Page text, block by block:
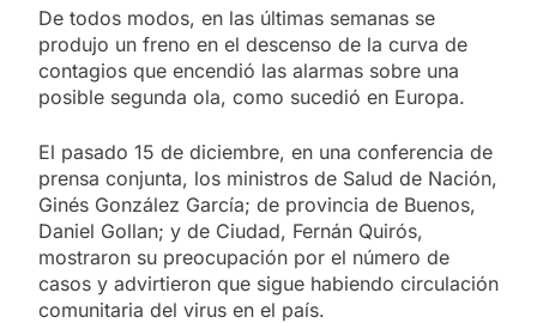
De todos modos, en las últimas semanas se
produjo un freno en el descenso de la curva de
contagios que encendió las alarmas sobre una
posible segunda ola, como sucedió en Europa.
El pasado 15 de diciembre, en una conferencia de
prensa conjunta, los ministros de Salud de Nación,
Ginés González García; de provincia de Buenos,
Daniel Gollan; y de Ciudad, Fernán Quirós,
mostraron su preocupación por el número de
casos y advirtieron que sigue habiendo circulación
comunitaria del virus en el país.